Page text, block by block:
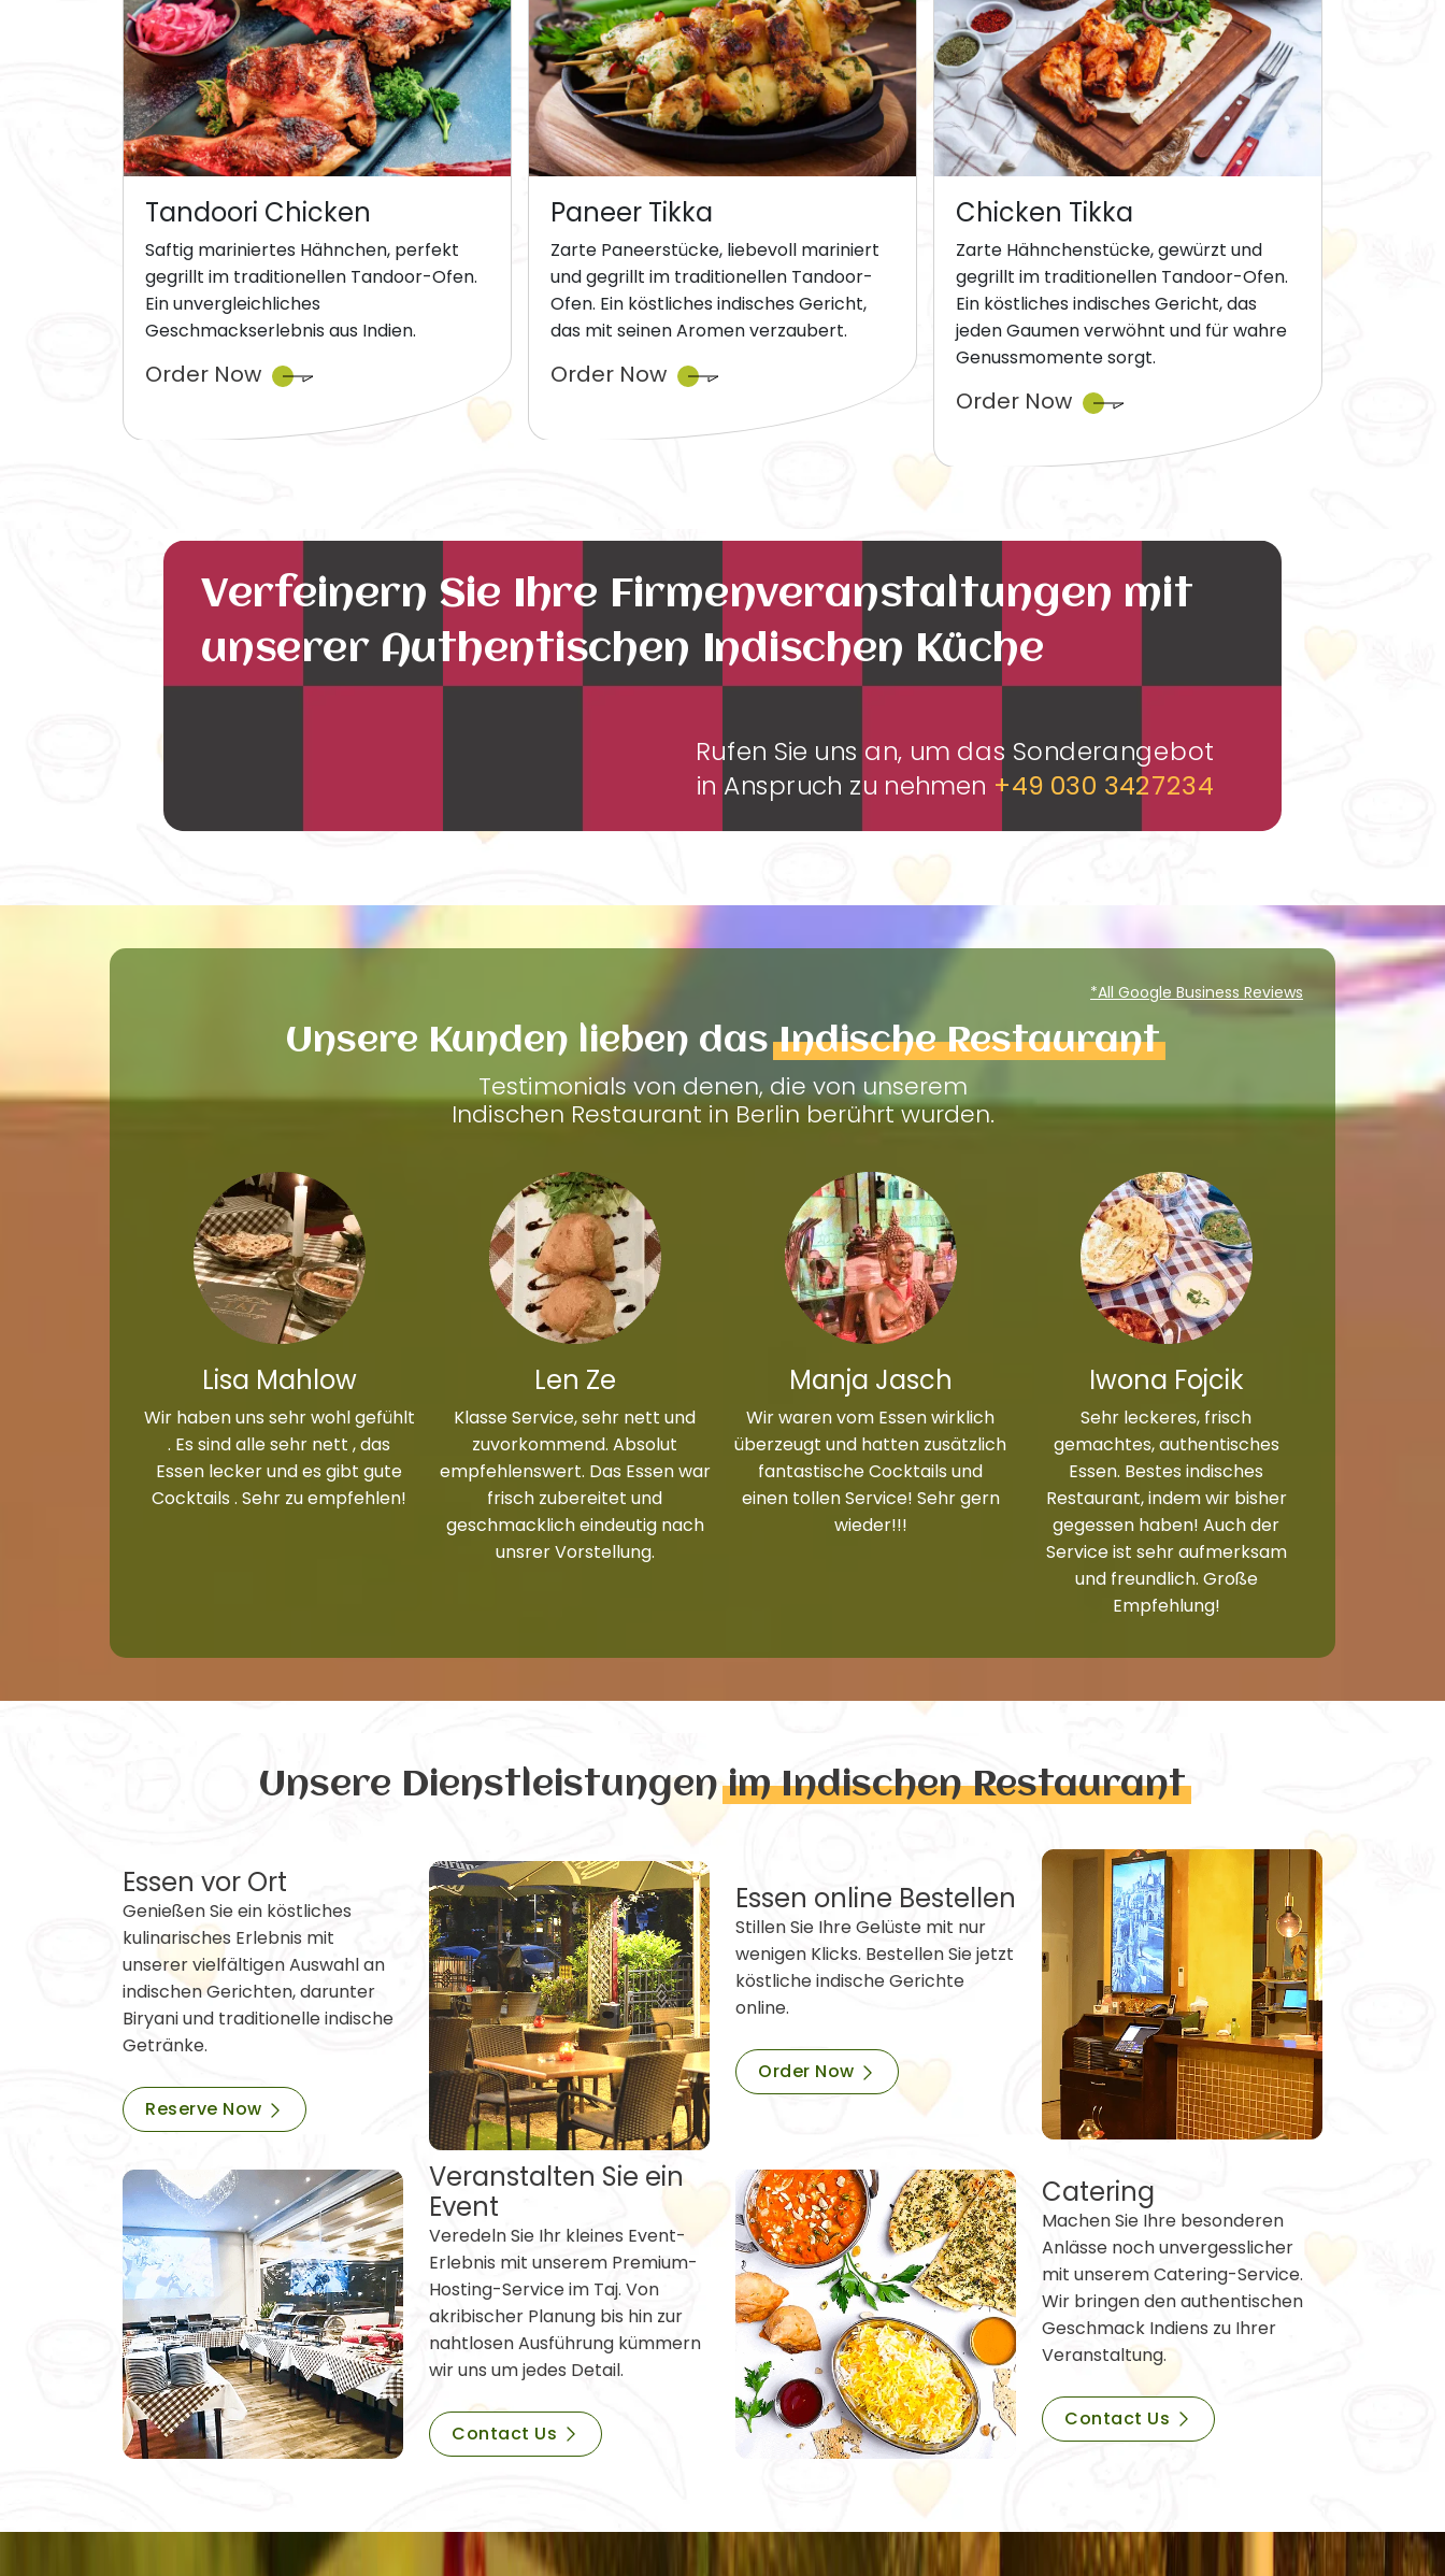
Tandoori Chicken
Saftig mariniertes Hähnchen, perfekt
gegrillt im traditionellen Tandoor-Ofen.
Ein unvergleichliches
Geschmackserlebnis aus Indien.
Order Now
Paneer Tikka
Zarte Paneerstücke, liebevoll mariniert
und gegrillt im traditionellen Tandoor-
Ofen. Ein köstliches indisches Gericht,
das mit seinen Aromen verzaubert.
Order Now
Chicken Tikka
Zarte Hähnchenstücke, gewürzt und
gegrillt im traditionellen Tandoor-Ofen.
Ein köstliches indisches Gericht, das
jeden Gaumen verwöhnt und für wahre
Genussmomente sorgt.
Order Now
Verfeinern Sie Ihre Firmenveranstaltungen mit
unserer Authentischen Indischen Küche
Rufen Sie uns an, um das Sonderangebot
in Anspruch zu nehmen +49 030 3427234
*All Google Business Reviews
Unsere Kunden lieben dasIndische Restaurant
Testimonials von denen, die von unserem
Indischen Restaurant in Berlin berührt wurden.
Lisa Mahlow
Wir haben uns sehr wohl gefühlt
. Es sind alle sehr nett , das
Essen lecker und es gibt gute
Cocktails . Sehr zu empfehlen!
Len Ze
Klasse Service, sehr nett und
zuvorkommend. Absolut
empfehlenswert. Das Essen war
frisch zubereitet und
geschmacklich eindeutig nach
unsrer Vorstellung.
Manja Jasch
Wir waren vom Essen wirklich
überzeugt und hatten zusätzlich
fantastische Cocktails und
einen tollen Service! Sehr gern
wieder!!!
Iwona Fojcik
Sehr leckeres, frisch
gemachtes, authentisches
Essen. Bestes indisches
Restaurant, indem wir bisher
gegessen haben! Auch der
Service ist sehr aufmerksam
und freundlich. Große
Empfehlung!
Unsere Dienstleistungenim Indischen Restaurant
Essen vor Ort
Genießen Sie ein köstliches
kulinarisches Erlebnis mit
unserer vielfältigen Auswahl an
indischen Gerichten, darunter
Biryani und traditionelle indische
Getränke.
Reserve Now
Essen online Bestellen
Stillen Sie Ihre Gelüste mit nur
wenigen Klicks. Bestellen Sie jetzt
köstliche indische Gerichte
online.
Order Now
Veranstalten Sie ein
Event
Veredeln Sie Ihr kleines Event-
Erlebnis mit unserem Premium-
Hosting-Service im Taj. Von
akribischer Planung bis hin zur
nahtlosen Ausführung kümmern
wir uns um jedes Detail.
Contact Us
Catering
Machen Sie Ihre besonderen
Anlässe noch unvergesslicher
mit unserem Catering-Service.
Wir bringen den authentischen
Geschmack Indiens zu Ihrer
Veranstaltung.
Contact Us